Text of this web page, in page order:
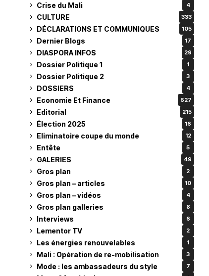
Crise du Mali 4
CULTURE 333
DÉCLARATIONS ET COMMUNIQUES 105
Dernier Blogs 17
DIASPORA INFOS 29
Dossier Politique 1 1
Dossier Politique 2 3
DOSSIERS 4
Economie Et Finance 627
Editorial 215
Élection 2025 16
Eliminatoire coupe du monde 12
Entête 5
GALERIES 49
Gros plan 2
Gros plan – articles 10
Gros plan – vidéos 4
Gros plan galleries 8
Interviews 6
Lementor TV 2
Les énergies renouvelables 1
Mali : Opération de re-mobilisation 3
Mode : les ambassadeurs du style 7